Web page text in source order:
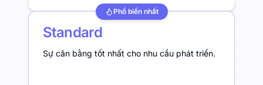
Phổ biến nhất
Standard
Sự cân bằng tốt nhất cho nhu cầu phát triển.